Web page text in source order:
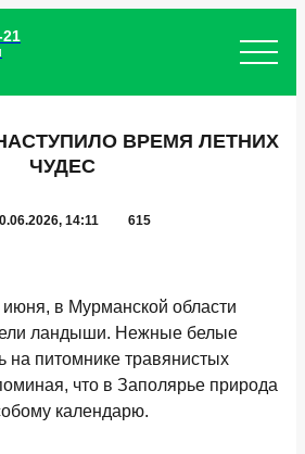
ВРЕМЯ ЛЕТНИХ
ЧУДЕС
14:11 615
в Мурманской области
ландыши. Нежные белые
на питомнике травянистых
что в Заполярье природа
календарю.